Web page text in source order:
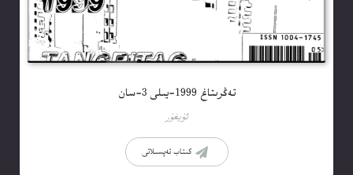
تەڭرىتاغ 1999-يىلى 3-سان
ئۇيغۇر
كىتاب تەپسىلاتى